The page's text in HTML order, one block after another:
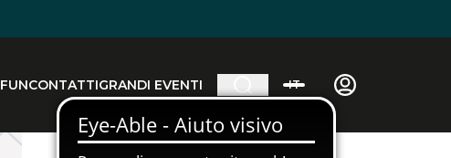
CONTATTIGRANDI EVENTI IT